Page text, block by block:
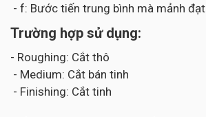
- f: Bước tiến trung bình mà mảnh
Trường hợp sử dụng:
- Roughing: Cắt thô
- Medium: Cắt bán tinh
- Finishing: Cắt tinh